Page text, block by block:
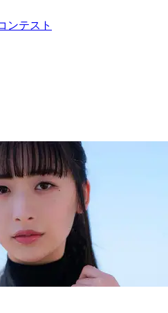
ンテスト